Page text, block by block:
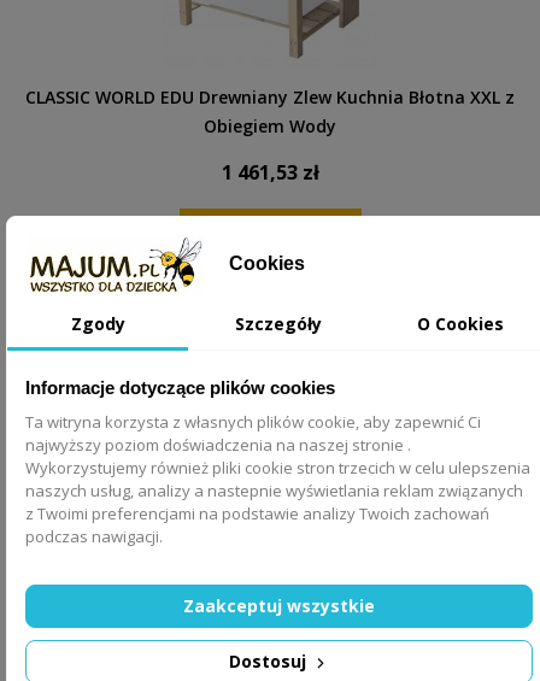
CLASSIC WORLD EDU Drewniany Zlew Kuchnia Błotna XXL z
Obiegiem Wody
1 461,53 zł
CLASSIC WORLD EDU Duża Drewniana Kuchnia z Daszkiem
Akcesoria
Cookies
Zgody Szczegóły O Cookies
Informacje dotyczące plików cookies
Ta witryna korzysta z własnych plików cookie, aby zapewnić Ci
najwyższy poziom doświadczenia na naszej stronie .
Wykorzystujemy również pliki cookie stron trzecich w celu ulepszenia
naszych usług, analizy a nastepnie wyświetlania reklam związanych
z Twoimi preferencjami na podstawie analizy Twoich zachowań
podczas nawigacji.
Dostosuj
Zaakceptuj wszystkie